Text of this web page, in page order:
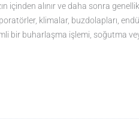
içinden alınır ve daha sonra
klimalar, buzdolapları,
bir buharlaşma işlemi, soğutma